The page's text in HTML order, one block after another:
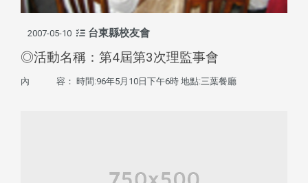
2007-05-10 台東縣校友會
◎活動名稱：第4屆第3次理監事會
內 容： 時間:96年5月10日下午6時 地點:三葉餐廳